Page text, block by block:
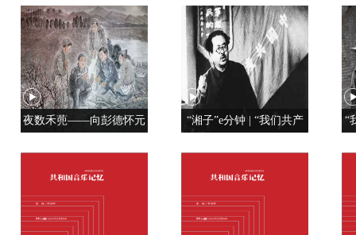
夜数禾蔸——向彭德怀元
“湘子”e分钟 | “我们共产
“